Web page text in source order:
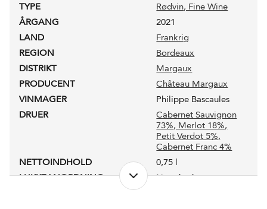
TYPE Rødvin, Fine Wine
ÅRGANG
2021
LAND
Frankrig
REGION
Bordeaux
DISTRIKT
Margaux
PRODUCENT
Château Margaux
VINMAGER
Philippe Bascaules
DRUER
Cabernet Sauvignon
73%, Merlot 18%,
Petit Verdot 5%,
Cabernet Franc 4%
NETTOINDHOLD
0,75 l
LUKKEANORDNING
Naturkork